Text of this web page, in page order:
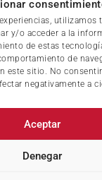
utilizamos
y/o acceder a la
de estas
de
este sitio. No consentir
negativamente a
Aceptar
Denegar
DE
X TOLEDO